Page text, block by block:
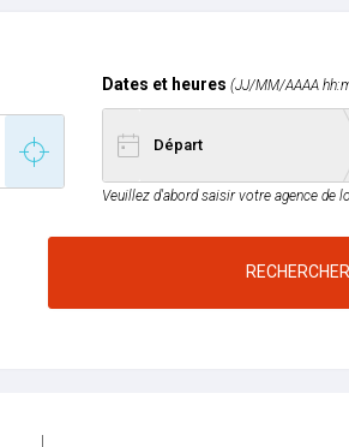
Dates et heures (JJ/MM/AAAA
Veuillez d'abord saisir votre agence de
RECHERCHER